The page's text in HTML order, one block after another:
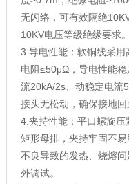
无闪络，可有效隔绝
10KV电压等级绝缘要求。
3.导电性能：软铜线采
电阻≤50μΩ，导电性能
流20kA/2s、动稳定电流
接头无松动，确保接地回
4.夹持性能：平口螺旋
矩形母排，夹持牢固不
不良导致的发热、烧熔
外调试。